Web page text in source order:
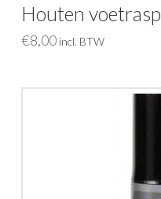
Houten voetrasp
€8,00 incl. BTW